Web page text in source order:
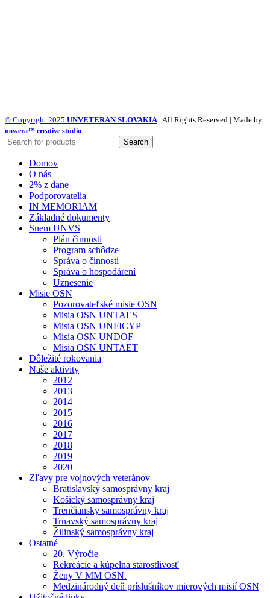
© Copyright 2025 UNVETERAN SLOVAKIA| All Rights Reserved | Made by
nowera™ creative studio
Search
Domov
O nás
2% z dane
Podporovatelia
IN MEMORIAM
Základné dokumenty
Snem UNVS
Plán činnosti
Program schôdze
Správa o činnosti
Správa o hospodárení
Uznesenie
Misie OSN
Pozorovateľské misie OSN
Misia OSN UNTAES
Misia OSN UNFICYP
Misia OSN UNDOF
Misia OSN UNTAET
Dôležité rokovania
Naše aktivity
2012
2013
2014
2015
2016
2017
2018
2019
2020
Zľavy pre vojnových veteránov
Bratislavský samosprávny kraj
Košický samosprávny kraj
Trenčiansky samosprávny kraj
Trnavský samosprávny kraj
Žilinský samosprávny kraj
Ostatné
20. Výročie
Rekreácie a kúpelna starostlivosť
Ženy V MM OSN.
Medzinárodný deň príslušníkov mierových misií OSN